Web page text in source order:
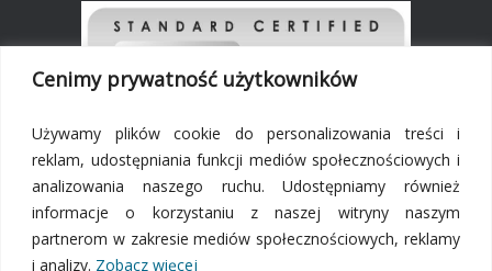
Cenimy prywatność użytkowników
Używamy plików cookie do personalizowania treści i
reklam, udostępniania funkcji mediów społecznościowych i
analizowania naszego ruchu. Udostępniamy również
informacje o korzystaniu z naszej witryny naszym
partnerom w zakresie mediów społecznościowych, reklamy
i analizy. Zobacz więcej
DEKLARACJA DOSTĘPNOŚCI
POLITYKA PRYWATNOŚCI